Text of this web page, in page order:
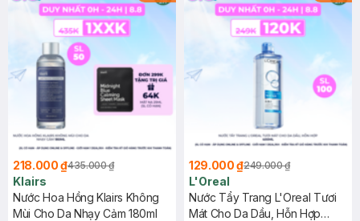
218.000 ₫435.000 ₫
Klairs
Nước Hoa Hồng Klairs Không
Mùi Cho Da Nhạy Cảm 180ml
129.000 ₫249.000 ₫
L'Oreal
Nước Tẩy Trang L'Oreal Tươi
Mát Cho Da Dầu, Hỗn Hợp